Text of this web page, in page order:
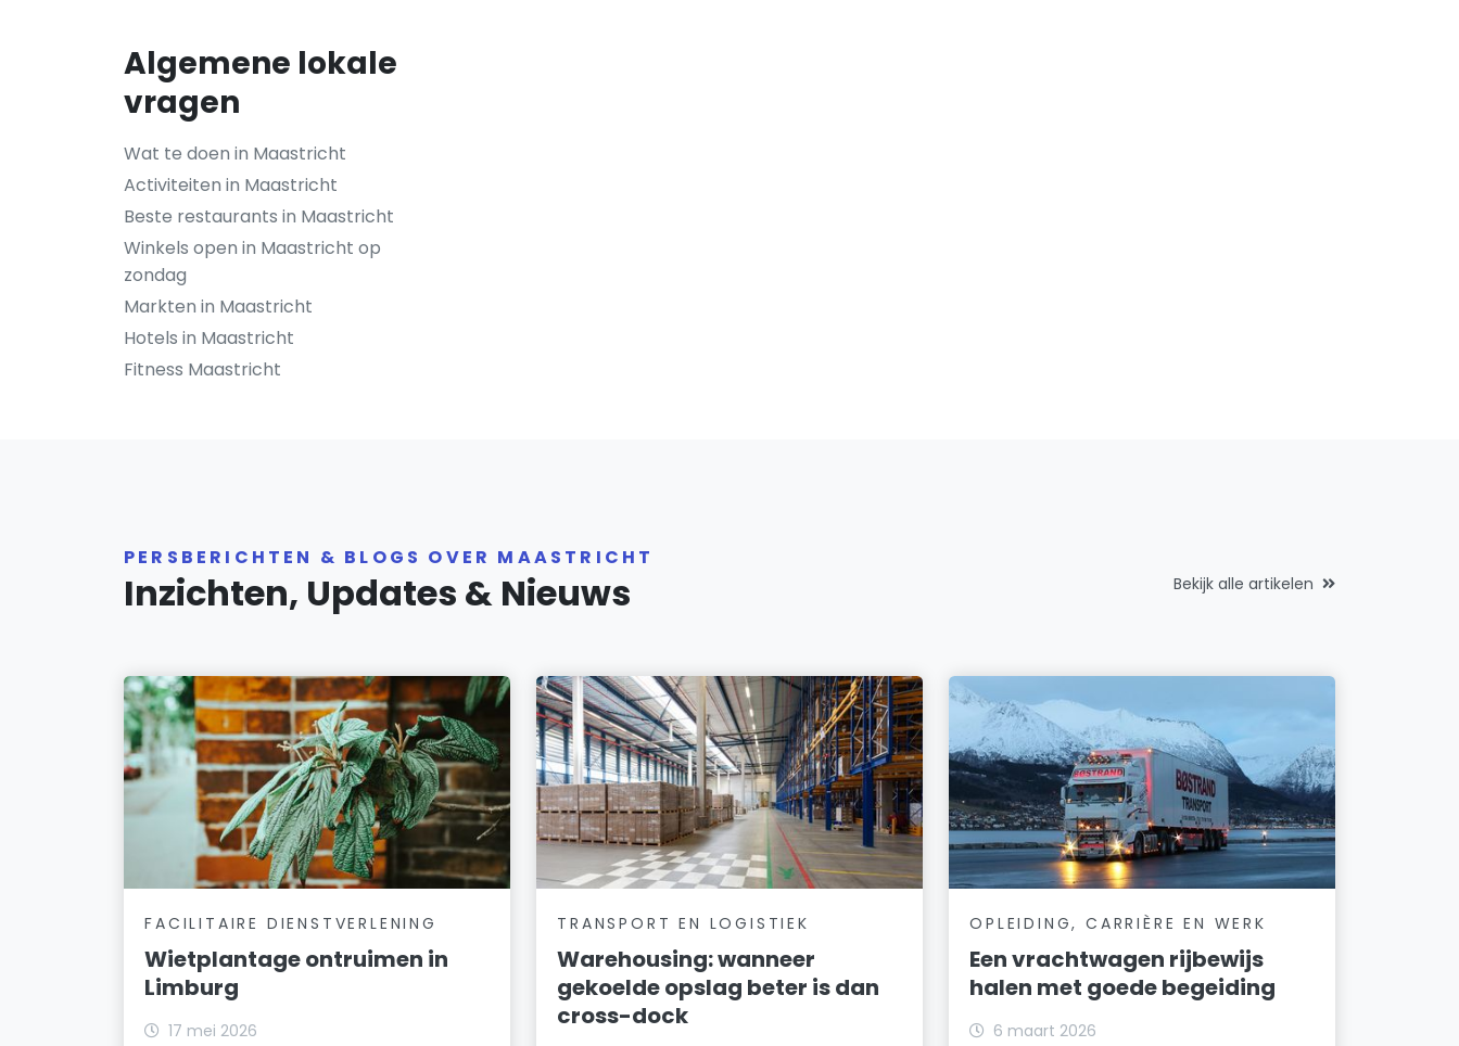
Algemene lokale
vragen
Wat te doen in Maastricht
Activiteiten in Maastricht
Beste restaurants in Maastricht
Winkels open in Maastricht op
zondag
Markten in Maastricht
Hotels in Maastricht
Fitness Maastricht
PERSBERICHTEN & BLOGS OVER MAASTRICHT
Inzichten, Updates & Nieuws Bekijk alle artikelen
FACILITAIRE DIENSTVERLENING
Wietplantage ontruimen in
Limburg
17 mei 2026
TRANSPORT EN LOGISTIEK
Warehousing: wanneer
gekoelde opslag beter is dan
cross-dock
OPLEIDING, CARRIÈRE EN WERK
Een vrachtwagen rijbewijs
halen met goede begeiding
6 maart 2026